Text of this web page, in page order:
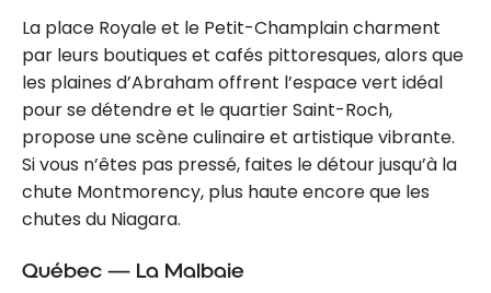
incontournable
s à visiter en
hiver à Québec
La place Royale et le Petit-Champlain charment
par leurs boutiques et cafés pittoresques, alors que
les plaines d’Abraham offrent l’espace vert idéal
pour se détendre et le quartier Saint-Roch,
propose une scène culinaire et artistique vibrante.
Si vous n’êtes pas pressé, faites le détour jusqu’à la
chute Montmorency, plus haute encore que les
chutes du Niagara.
Québec — La Malbaie